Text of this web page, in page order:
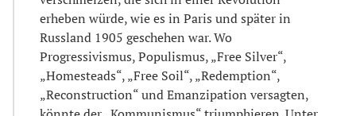
erheben würde, wie es in Paris und später in
Russland 1905 geschehen war. Wo
Progressivismus, Populismus, „Free Silver“,
„Homesteads“, „Free Soil“, „Redemption“,
„Reconstruction“ und Emanzipation versagten,